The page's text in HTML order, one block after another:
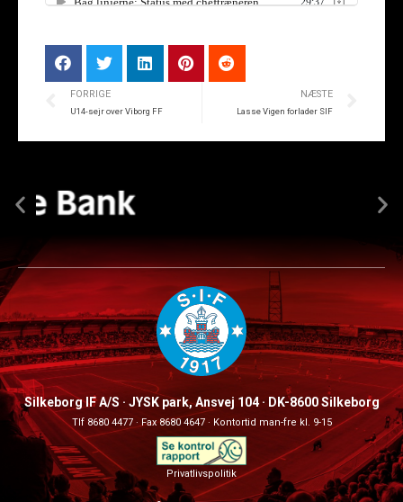
FORRIGE
U14-sejr over Viborg FF
NÆSTE
Lasse Vigen forlader SIF
Silkeborg IF A/S · JYSK park, Ansvej 104 · DK-8600 Silkeborg
Tlf 8680 4477 · Fax 8680 4647 · Kontortid man-fre kl. 9-15
Privatlivspolitik